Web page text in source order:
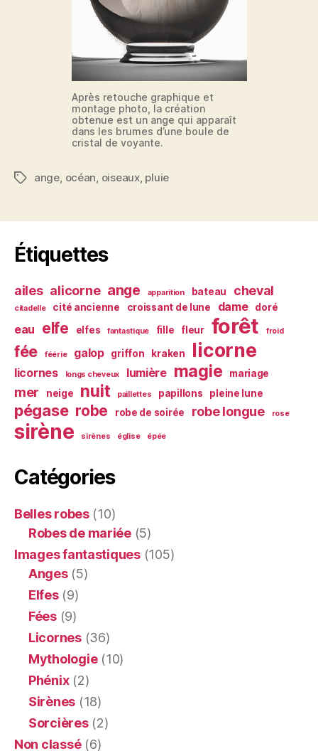
Après retouche graphique et
montage photo, la création
obtenue est un ange qui apparaît
dans les brumes d’une boule de
cristal de voyante.
Étiquettes
ange océan oiseaux, pluie
Étiquettes
ailes alicorne ange apparition bateau cheval
citadelle cité ancienne croissant de lune dame doré
eau elfe elfes fantastique fille fleur forêt froid
fée féérie galop griffon kraken licorne
licornes longs cheveux lumière magie mariage
mer neige nuit paillettes papillons pleine lune
pégase robe robe de soirée robe longue rose
sirène sirènes église épée
Catégories
Belles robes(10)
Robes de mariée(5)
Images fantastiques(105)
Anges(5)
Elfes(9)
Fées(9)
Licornes(36)
Mythologie(10)
Phénix(2)
Sirènes (18)
Sorcières(2)
Non classé(6)